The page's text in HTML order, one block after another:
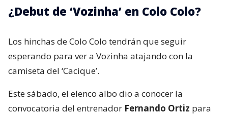
¿Debut de ‘Vozinha’ en Colo Colo?
Los hinchas de Colo Colo tendrán que seguir
esperando para ver a Vozinha atajando con la
camiseta del ‘Cacique’.
Este sábado, el elenco albo dio a conocer la
convocatoria del entrenador Fernando Ortiz para